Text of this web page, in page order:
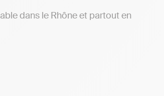
dans le Rhône et partout en